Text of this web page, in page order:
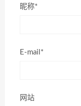
昵称*
E-mail*
网站